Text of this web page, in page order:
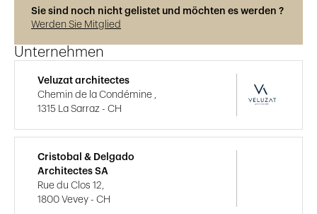
Sie sind noch nicht gelistet und möchten es werden ?
Werden Sie Mitglied
Unternehmen
Veluzat architectes
Chemin de la Condémine ,
1315 La Sarraz - CH
Cristobal & Delgado
Architectes SA
Rue du Clos 12,
1800 Vevey - CH